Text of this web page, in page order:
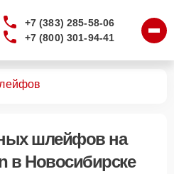
+7 (383) 285-58-06
+7 (800) 301-94-41
шлейфовна
в Новосибирске